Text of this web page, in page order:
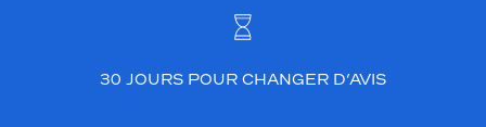
30 JOURS POUR CHANGER D’AVIS